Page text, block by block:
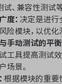
试、兼容性测试
度： 决定是进行
险模块，以优化
手动测试的平衡
工具提高测试
场景。
根据模块的重要